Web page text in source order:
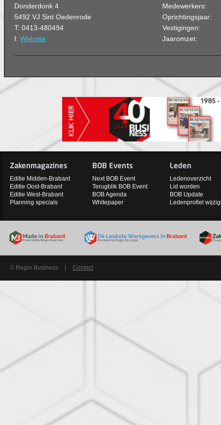
Donderdonk 4
5492 VJ Sint Oedenrode
T: 0413-480494
I: Website
Medewerkers:
Oprichtingsjaar:
Vestigingen:
Jaaromzet:
Zakenmagazines
Editie Midden-Brabant
Editie Oost-Brabant
Editie West-Brabant
Planning specials
BOB Events
Next BOB Event
Terugblik BOB Event
BOB Agenda
Whitepaper
Leden
Ledenoverzicht
Lid worden
BOB Update
Ledenprofiel
© Regio Business Contact